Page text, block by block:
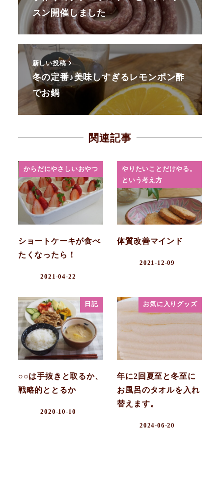
スン開催しました
新しい投稿
冬の定番♪美味しすぎるレモンポン酢
でお鍋
関連記事
からだにやさしいおやつ
ショートケーキが食べ
たくなったら！
2021-04-22
やりたいことだけやる。
という考え方
体質改善マインド
2021-12-09
日記
○○は手抜きと取るか、
戦略的ととるか
2020-10-10
お気に入りグッズ
年に2回夏至と冬至に
お風呂のタオルを入れ
替えます。
2024-06-20